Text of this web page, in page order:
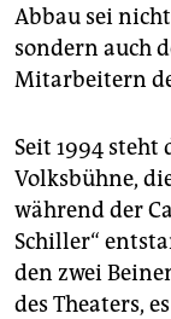
Abbau sei
sondern auch
Mitarbeitern
Seit 1994
Volksbühne,
während der
Schiller“
den zwei
des Theaters,